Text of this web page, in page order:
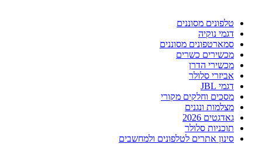
טלפונים מסוננים
דגמי נוקיה
סמארטפונים מסוננים
מכשירים כשרים
מכשירי הדרן
אביזרי סלולר
דגמי JBL
מסכים וחלקים מקורי
מצלמות ונגנים
גאדגטים 2026
תוכניות סלולר
סינון אתרים לטלפונים ולמחשבים